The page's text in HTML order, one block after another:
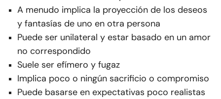
A menudo implica la proyección de los deseos
y fantasías de uno en otra persona
Puede ser unilateral y estar basado en un amor
no correspondido
Suele ser efímero y fugaz
Implica poco o ningún sacrificio o compromiso
Puede basarse en expectativas poco realistas